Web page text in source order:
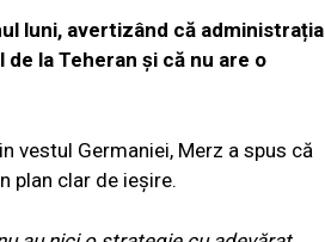
luni, avertizând că administrația
la Teheran și că nu are o
vestul Germaniei, Merz a spus că
plan clar de ieșire.